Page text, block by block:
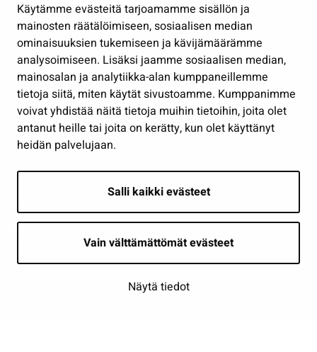
Käytämme evästeitä tarjoamamme sisällön ja
mainosten räätälöimiseen, sosiaalisen median
ominaisuuksien tukemiseen ja kävijämäärämme
analysoimiseen. Lisäksi jaamme sosiaalisen median,
mainosalan ja analytiikka-alan kumppaneillemme
tietoja siitä, miten käytät sivustoamme. Kumppanimme
voivat yhdistää näitä tietoja muihin tietoihin, joita olet
antanut heille tai joita on kerätty, kun olet käyttänyt
heidän palvelujaan.
Salli kaikki evästeet
Vain välttämättömät evästeet
Näytä tiedot
Työ ja yrittäminen
Osallistu ja asioi
Näytä omat evästeasetukseni
Seuraa meitä
Saavutettavuusseloste | © Seinäjoki 2026